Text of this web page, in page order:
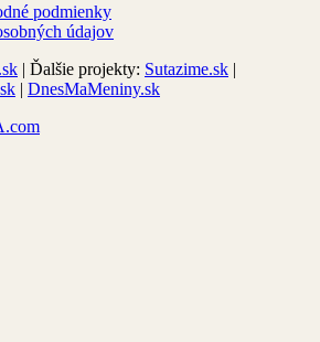
podmienky
údajov
| Ďalšie projekty: Sutazime.sk |
| DnesMaMeniny.sk